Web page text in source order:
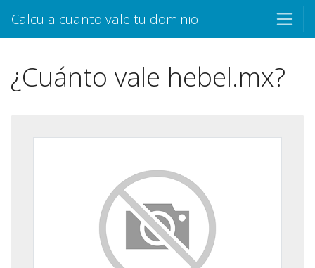
Calcula cuanto vale tu dominio
¿Cuánto vale hebel.mx?